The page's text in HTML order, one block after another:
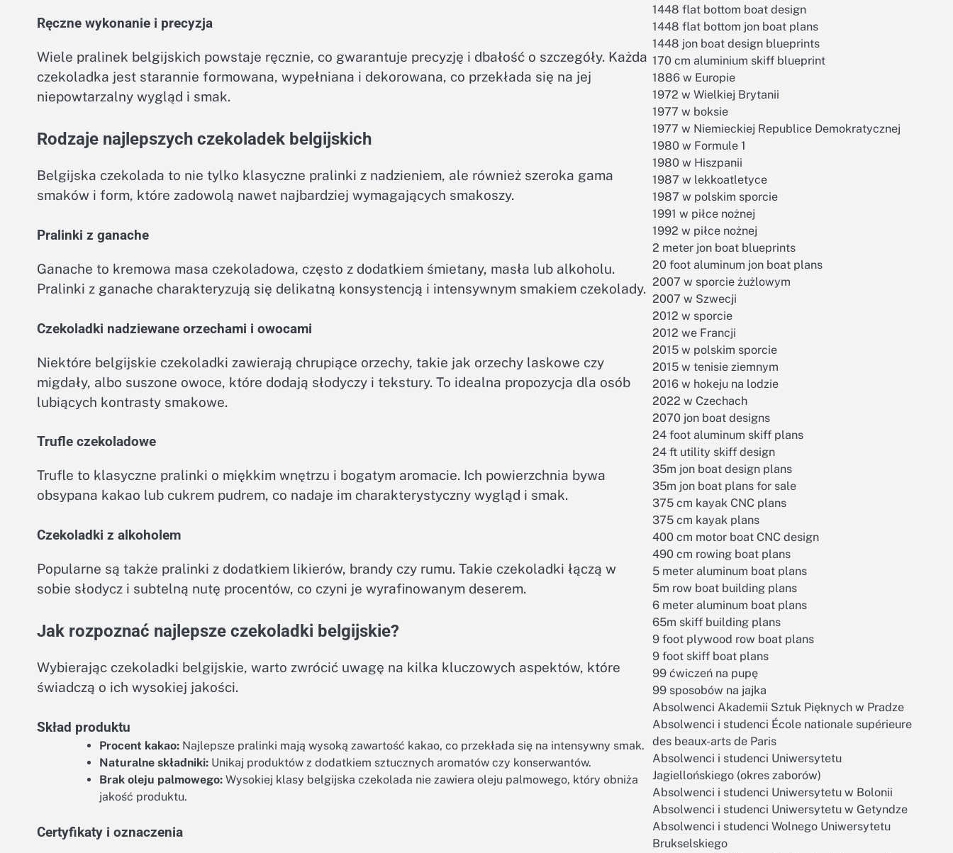
Ręczne wykonanie i precyzja
Wiele pralinek belgijskich powstaje ręcznie, co gwarantuje precyzję i dbałość o szczegóły. Każda
czekoladka jest starannie formowana, wypełniana i dekorowana, co przekłada się na jej
niepowtarzalny wygląd i smak.
Rodzaje najlepszych czekoladek belgijskich
Belgijska czekolada to nie tylko klasyczne pralinki z nadzieniem, ale również szeroka gama
smaków i form, które zadowolą nawet najbardziej wymagających smakoszy.
Pralinki z ganache
Ganache to kremowa masa czekoladowa, często z dodatkiem śmietany, masła lub alkoholu.
Pralinki z ganache charakteryzują się delikatną konsystencją i intensywnym smakiem czekolady.
Czekoladki nadziewane orzechami i owocami
Niektóre belgijskie czekoladki zawierają chrupiące orzechy, takie jak orzechy laskowe czy
migdały, albo suszone owoce, które dodają słodyczy i tekstury. To idealna propozycja dla osób
lubiących kontrasty smakowe.
Trufle czekoladowe
Trufle to klasyczne pralinki o miękkim wnętrzu i bogatym aromacie. Ich powierzchnia bywa
obsypana kakao lub cukrem pudrem, co nadaje im charakterystyczny wygląd i smak.
Czekoladki z alkoholem
Popularne są także pralinki z dodatkiem likierów, brandy czy rumu. Takie czekoladki łączą w
sobie słodycz i subtelną nutę procentów, co czyni je wyrafinowanym deserem.
Jak rozpoznać najlepsze czekoladki belgijskie?
Wybierając czekoladki belgijskie, warto zwrócić uwagę na kilka kluczowych aspektów, które
świadczą o ich wysokiej jakości.
Skład produktu
Procent kakao: Najlepsze pralinki mają wysoką zawartość kakao, co przekłada się na intensywny smak.
Naturalne składniki: Unikaj produktów z dodatkiem sztucznych aromatów czy konserwantów.
Brak oleju palmowego: Wysokiej klasy belgijska czekolada nie zawiera oleju palmowego, który obniża
jakość produktu.
Certyfikaty i oznaczenia
1448 flat bottom boat design
1448 flat bottom jon boat plans
1448 jon boat design blueprints
170 cm aluminium skiff blueprint
1886 w Europie
1972 w Wielkiej Brytanii
1977 w boksie
1977 w Niemieckiej Republice Demokratycznej
1980 w Formule 1
1980 w Hiszpanii
1987 w lekkoatletyce
1987 w polskim sporcie
1991 w piłce nożnej
1992 w piłce nożnej
2 meter jon boat blueprints
20 foot aluminum jon boat plans
2007 w sporcie żużlowym
2007 w Szwecji
2012 w sporcie
2012 we Francji
2015 w polskim sporcie
2015 w tenisie ziemnym
2016 w hokeju na lodzie
2022 w Czechach
2070 jon boat designs
24 foot aluminum skiff plans
24 ft utility skiff design
35m jon boat design plans
35m jon boat plans for sale
375 cm kayak CNC plans
375 cm kayak plans
400 cm motor boat CNC design
490 cm rowing boat plans
5 meter aluminum boat plans
5m row boat building plans
6 meter aluminum boat plans
65m skiff building plans
9 foot plywood row boat plans
9 foot skiff boat plans
99 ćwiczeń na pupę
99 sposobów na jajka
Absolwenci Akademii Sztuk Pięknych w Pradze
Absolwenci i studenci École nationale supérieure
des beaux-arts de Paris
Absolwenci i studenci Uniwersytetu
Jagiellońskiego (okres zaborów)
Absolwenci i studenci Uniwersytetu w Bolonii
Absolwenci i studenci Uniwersytetu w Getyndze
Absolwenci i studenci Wolnego Uniwersytetu
Brukselskiego